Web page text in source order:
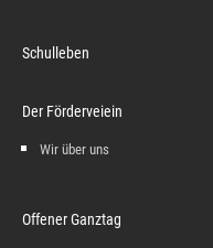
Schulleben
Der Förderveiein
Wir über uns
Offener Ganztag